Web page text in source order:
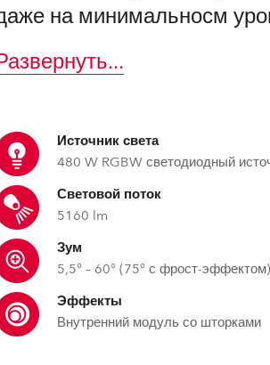
на минимальносм
...
Источник света
480 W RGBW светодиодный
Световой поток
5160 lm
Зум
5,5° – 60° (75° с фрост-эффектом)
Эффекты
Внутренний модуль со шторками